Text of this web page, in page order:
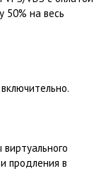
50% на весь
продления в